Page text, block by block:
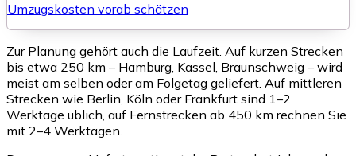
Umzugskosten vorab schätzen
Zur Planung gehört auch die Laufzeit. Auf kurzen Strecken
bis etwa 250 km – Hamburg, Kassel, Braunschweig – wird
meist am selben oder am Folgetag geliefert. Auf mittleren
Strecken wie Berlin, Köln oder Frankfurt sind 1–2
Werktage üblich, auf Fernstrecken ab 450 km rechnen Sie
mit 2–4 Werktagen.